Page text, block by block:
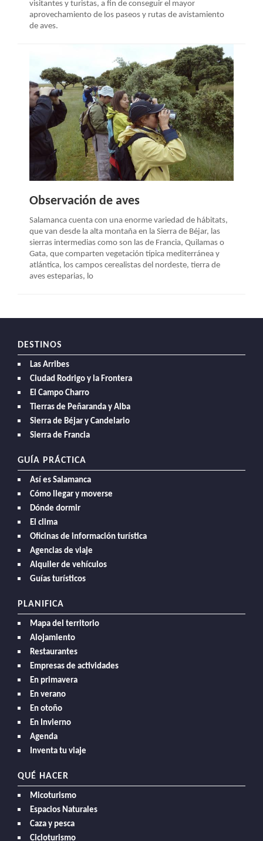
visitantes y turistas, a fin de conseguir el mayor
aprovechamiento de los paseos y rutas de avistamiento
de aves.
Observación de aves
Salamanca cuenta con una enorme variedad de hábitats,
que van desde la alta montaña en la Sierra de Béjar, las
sierras intermedias como son las de Francia, Quilamas o
Gata, que comparten vegetación típica mediterránea y
atlántica, los campos cerealistas del nordeste, tierra de
aves esteparias, lo
DESTINOS
Las Arribes
Ciudad Rodrigo y la Frontera
El Campo Charro
Tierras de Peñaranda y Alba
Sierra de Béjar y Candelario
Sierra de Francia
GUÍA PRÁCTICA
Así es Salamanca
Cómo llegar y moverse
Dónde dormir
El clima
Oficinas de información turística
Agencias de viaje
Alquiler de vehículos
Guías turísticos
PLANIFICA
Mapa del territorio
Alojamiento
Restaurantes
Empresas de actividades
En primavera
En verano
En otoño
En Invierno
Agenda
Inventa tu viaje
QUÉ HACER
Micoturismo
Espacios Naturales
Caza y pesca
Cicloturismo